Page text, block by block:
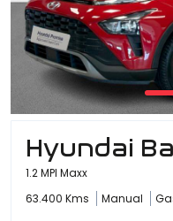
Hyundai
1.2 MPI Maxx
63.400 Kms
Manual